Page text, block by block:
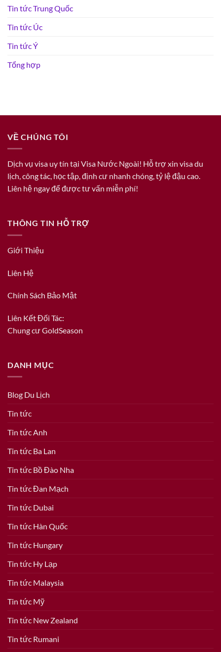
Tin tức Trung Quốc
Tin tức Úc
Tin tức Ý
Tổng hợp
VỀ CHÚNG TÔI
Dịch vụ visa uy tín tại Visa Nước Ngoài! Hỗ trợ xin visa du
lịch, công tác, học tập, định cư nhanh chóng, tỷ lệ đậu cao.
Liên hệ ngay để được tư vấn miễn phí!
THÔNG TIN HỖ TRỢ
Giới Thiệu
Liên Hệ
Chính Sách Bảo Mật
Liên Kết Đối Tác:
Chung cư GoldSeason
DANH MỤC
Blog Du Lịch
Tin tức
Tin tức Anh
Tin tức Ba Lan
Tin tức Bồ Đào Nha
Tin tức Đan Mạch
Tin tức Dubai
Tin tức Hàn Quốc
Tin tức Hungary
Tin tức Hy Lạp
Tin tức Malaysia
Tin tức Mỹ
Tin tức New Zealand
Tin tức Rumani